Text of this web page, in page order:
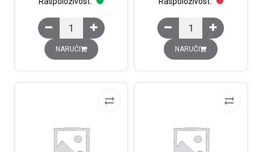
Clasia Dropbox kućište IP40, 4 modua količina
NARUČI
Clasia nadžbukna
NARUČI